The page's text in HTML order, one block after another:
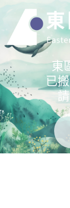
東
已